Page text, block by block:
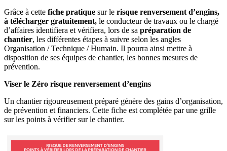
Grâce à cette fiche pratique sur le risque renversement d’engins,
à télécharger gratuitement, le conducteur de travaux ou le chargé
d’affaires identifiera et vérifiera, lors de sa préparation de
chantier, les différentes étapes à suivre selon les angles
Organisation / Technique / Humain. Il pourra ainsi mettre à
disposition de ses équipes de chantier, les bonnes mesures de
prévention.
Viser le Zéro risque renversement d’engins
Un chantier rigoureusement préparé génère des gains d’organisation,
de prévention et financiers. Cette fiche est complétée par une grille
sur les points à vérifier sur le chantier.